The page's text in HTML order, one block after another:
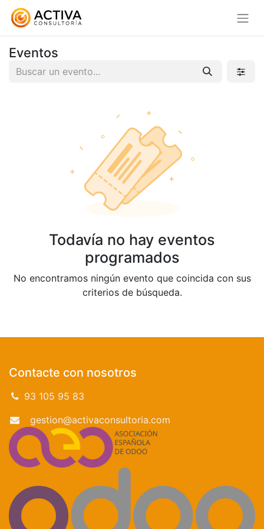
Eventos
Todavía no hay eventos
programados
No encontramos ningún evento que coincida con sus
criterios de búsqueda.
Contacte con nosotros
93 105 95 83
gestion@activaconsultoria.com